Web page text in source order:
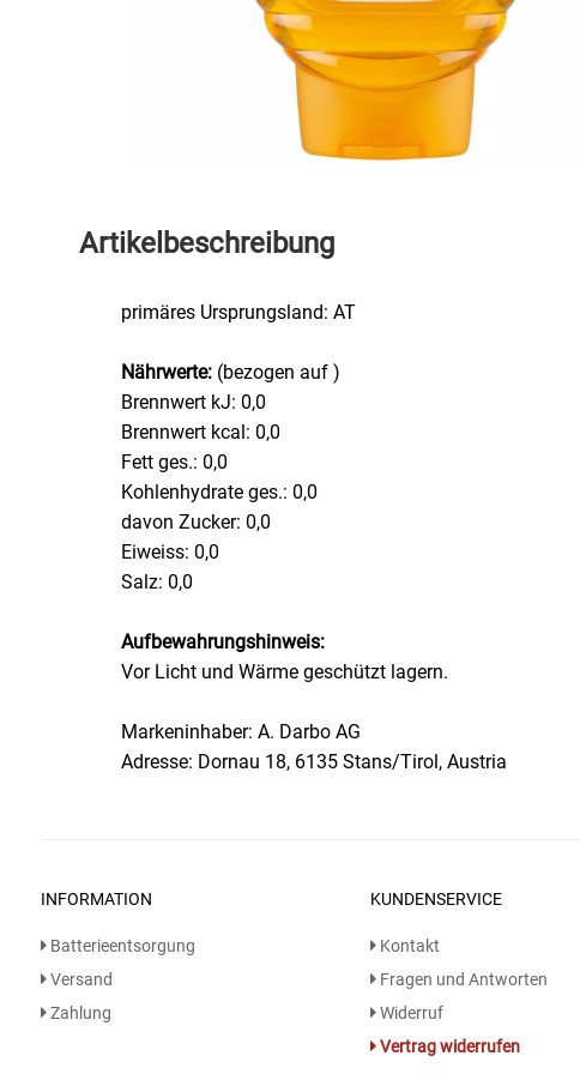
Speichermedien und Rohlinge
Convenience Obst & Gemüse
Einwegartikel / Trinkhalme
Elektrogeräte
Feinkost-/Fischkonserve
Frühstück / süße Aufstriche
Garnierung
Garten
Artikelbeschreibung
primäres Ursprungsland: AT
Nährwerte:(bezogen auf )
Brennwert kJ: 0,0
Brennwert kcal: 0,0
Fett ges.: 0,0
Kohlenhydrate ges.: 0,0
davon Zucker: 0,0
Eiweiss: 0,0
Salz: 0,0
Aufbewahrungshinweis:
Vor Licht und Wärme geschützt lagern.
Markeninhaber: A. Darbo AG
Adresse: Dornau 18, 6135 Stans/Tirol, Austria
INFORMATION
Batterieentsorgung
Versand
Zahlung
KUNDENSERVICE
Kontakt
Fragen und Antworten
Widerruf
Vertrag widerrufen